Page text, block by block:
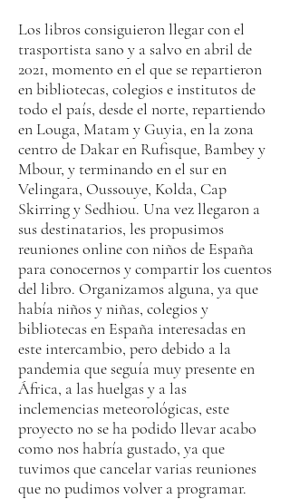
Los libros consiguieron llegar con el
trasportista sano y a salvo en abril de
2021, momento en el que se repartieron
en bibliotecas, colegios e institutos de
todo el país, desde el norte, repartiendo
en Louga, Matam y Guyia, en la zona
centro de Dakar en Rufisque, Bambey y
Mbour, y terminando en el sur en
Velingara, Oussouye, Kolda, Cap
Skirring y Sedhiou. Una vez llegaron a
sus destinatarios, les propusimos
reuniones online con niños de España
para conocernos y compartir los cuentos
del libro. Organizamos alguna, ya que
había niños y niñas, colegios y
bibliotecas en España interesadas en
este intercambio, pero debido a la
pandemia que seguía muy presente en
África, a las huelgas y a las
inclemencias meteorológicas, este
proyecto no se ha podido llevar acabo
como nos habría gustado, ya que
tuvimos que cancelar varias reuniones
que no pudimos volver a programar.